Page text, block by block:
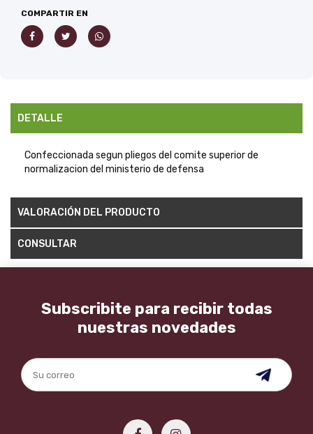
COMPARTIR EN
DETALLE
Confeccionada segun pliegos del comite superior de
normalizacion del ministerio de defensa
VALORACIÓN DEL PRODUCTO
CONSULTAR
Subscribite para recibir todas
nuestras novedades